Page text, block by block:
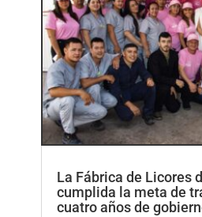
La Fábrica de Licores
cumplida la meta de
cuatro años de